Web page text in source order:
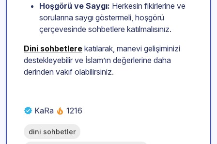
Hoşgörü ve Saygı: Herkesin fikirlerine ve
sorularına saygı göstermeli, hoşgörü
çerçevesinde sohbetlere katılmalısınız.
Dini sohbetlere katılarak, manevi gelişiminizi
destekleyebilir ve İslam’ın değerlerine daha
derinden vakıf olabilirsiniz.
KaRa 1216
dini sohbetler